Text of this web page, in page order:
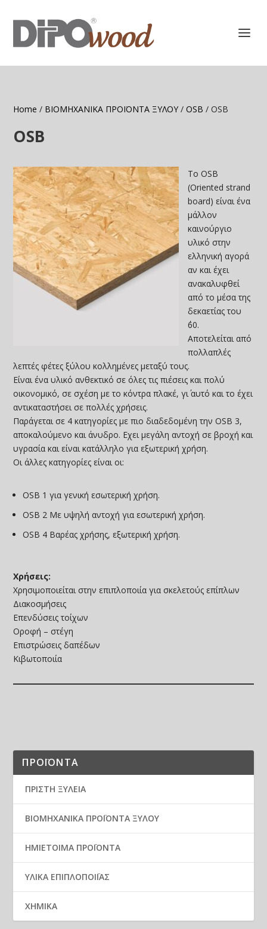
Home / ΒΙΟΜΗΧΑΝΙΚΑ ΠΡΟΪΟΝΤΑ ΞΥΛΟΥ /OSB / OSB
OSB
Το OSB
(Oriented strand
board) είναι ένα
μάλλον
καινούργιο
υλικό στην
ελληνική αγορά
αν και έχει
ανακαλυφθεί
από το μέσα της
δεκαετίας του
΄60.
Αποτελείται από
πολλαπλές
λεπτές φέτες ξύλου κολλημένες μεταξύ τους.
Είναι ένα υλικό ανθεκτικό σε όλες τις πιέσεις και πολύ
οικονομικό, σε σχέση με το κόντρα πλακέ, γι΄ αυτό και το έχει
αντικαταστήσει σε πολλές χρήσεις.
Παράγεται σε 4 κατηγορίες με πιο διαδεδομένη την OSB 3,
αποκαλούμενο και άνυδρο. Εχει μεγάλη αντοχή σε βροχή και
υγρασία και είναι κατάλληλο για εξωτερική χρήση.
Οι άλλες κατηγορίες είναι οι:
OSB 1 για γενική εσωτερική χρήση.
OSB 2 Με υψηλή αντοχή για εσωτερική χρήση.
OSB 4 Βαρέας χρήσης, εξωτερική χρήση.
Χρήσεις:
Χρησιμοποιείται στην επιπλοποιία για σκελετούς επίπλων
Διακοσμήσεις
Επενδύσεις τοίχων
Οροφή – στέγη
Επιστρώσεις δαπέδων
Κιβωτοποιία
ΠΡΟΪΟΝΤΑ
ΠΡΙΣΤΗ ΞΥΛΕΙΑ
ΒΙΟΜΗΧΑΝΙΚΑ ΠΡΟΪΟΝΤΑ ΞΥΛΟΥ
ΗΜΙΕΤΟΙΜΑ ΠΡΟΪΟΝΤΑ
ΥΛΙΚΑ ΕΠΙΠΛΟΠΟΙΪΑΣ
ΧΗΜΙΚΑ